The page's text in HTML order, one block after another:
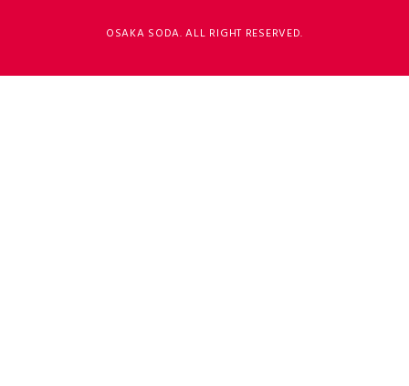
OSAKA SODA. ALL RIGHT RESERVED.